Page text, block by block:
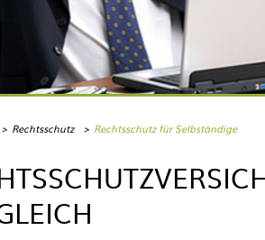
Rechtsschutz Rechtsschutz für Selbständige